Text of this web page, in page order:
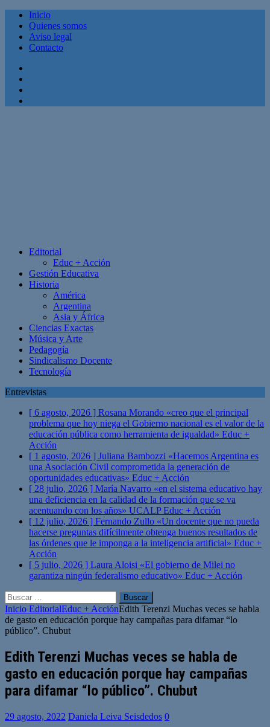
Inicio
Quienes somos
Aviso legal
Contacto
Editorial
Educ + Acción
Gestión Educativa
Historia
América
Argentina
Asia y África
Ciencias Exactas
Música y Arte
Pedagogía
Sindicalismo Docente
Tecnología
Entrevistas
[ 6 agosto, 2026 ] Rosana Morando «creo que el principal
problema que hoy niega el Gobierno nacional es el valor de la
educación pública como herramienta de igualdad» Educ +
Acción
[ 1 agosto, 2026 ] Juliana Bambozzi «Hacemos Argentina es
una Asociación Civil comprometida la generación de
oportunidades educativas» Educ + Acción
[ 28 julio, 2026 ] María Navarro «en el sistema educativo hay
una deficiencia en la calidad de la formación que se va
acentuando con los años» UCALPEduc + Acción
[ 12 julio, 2026 ] Fernando Zullo «Un docente que no pueda
hacerse preguntas difícilmente obtenga buenos resultados de
las órdenes que le imponga a la inteligencia artificial» Educ +
Acción
[ 5 julio, 2026 ] Laura Aloisi «El gobierno de Milei no
garantiza ningún federalismo educativo» Educ + Acción
Buscar:
Inicio EditorialEduc + AcciónEdith Terenzi Muchas veces se habla
de gasto en educación porque hay campañas para difamar “lo
público”. Chubut
Edith Terenzi Muchas veces se habla de
gasto en educación porque hay campañas
para difamar “lo público”. Chubut
29 agosto, 2022 Daniela Leiva Seisdedos 0